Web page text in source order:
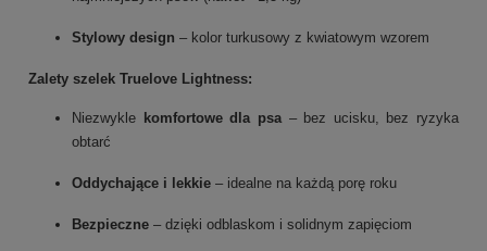
Stylowy design – kolor turkusowy z kwiatowym wzorem
Zalety szelek Truelove Lightness:
Niezwykle komfortowe dla psa– bez ucisku, bez ryzyka
obtarć
Oddychające i lekkie – idealne na każdą porę roku
Bezpieczne – dzięki odblaskom i solidnym zapięciom